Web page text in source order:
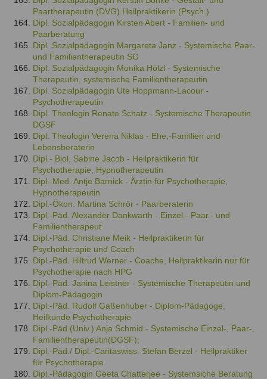
Paartherapeutin (DVG) Heilpraktikerin (Psych.)
Dipl. Sozialpädagogin Kirsten Abert - Familien- und
Paarberatung
Dipl. Sozialpädagogin Margareta Janz - Systemische Paar-
und Familientherapeutin SG
Dipl. Sozialpädagogin Monika Hölzl - Systemische
Therapeutin, systemische Familientherapeutin
Dipl. Sozialpädagogin Ute Hoppmann-Lacour -
Psychotherapeutin
Dipl. Theologin Renate Schatz - Systemische Therapeutin
DGSF
Dipl. Theologin Verena Niklas - Ehe,-Familien und
Lebensberaterin
Dipl.- Biol. Sabine Jacob - Heilpraktikerin für
Psychotherapie, Hypnotherapeutin
Dipl.-Med. Antje Barnick - Ärztin für Psychotherapie,
Hypnotherapeutin
Dipl.-Ökon. Martina Schrör - Paarberaterin
Dipl.-Päd. Alexander Dankwarth - Einzel.- Paar.- und
Familientherapeut
Dipl.-Päd. Christiane Meik - Heilpraktikerin für
Psychotherapie und Coach
Dipl.-Päd. Hiltrud Werner - Coache, Heilpraktikerin nur für
Psychotherapie nach HPG
Dipl.-Päd. Janina Leistner - Systemische Therapeutin und
Diplom-Pädagogin
Dipl.-Päd. Rudolf Gaßenhuber - Diplom-Pädagoge,
Heilkunde Psychotherapie
Dipl.-Päd.(Univ.) Anja Schmid - Systemische Einzel-, Paar-,
Familientherapeutin(DGSF);
Dipl.-Päd./ Dipl.-Caritaswiss. Stefan Berzel - Heilpraktiker
für Psychotherapie
Dipl.-Pädagogin Geeta Chatterjee - Systemsiche Beratung